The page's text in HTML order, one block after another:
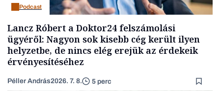
Podcast
Lancz Róbert a Doktor24 felszámolási
ügyéről: Nagyon sok kisebb cég került ilyen
helyzetbe, de nincs elég erejük az érdekeik
érvényesítéséhez
Péller András2026. 7. 8. 5 perc